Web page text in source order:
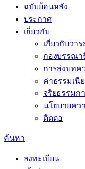
ฉบับย้อนหลัง
ประกาศ
เกี่ยวกับ
เกี่ยวกับวาร
กองบรรณา
การส่งบทค
ค่าธรรมเนี
จริยธรรมก
นโยบายคว
ติดต่อ
ค้นหา
ลงทะเบียน